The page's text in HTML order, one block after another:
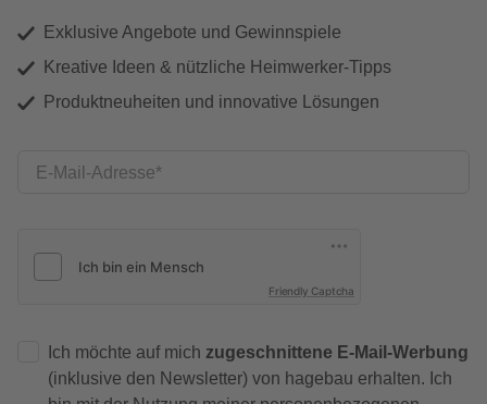
Exklusive Angebote und Gewinnspiele
Kreative Ideen & nützliche Heimwerker-Tipps
Produktneuheiten und innovative Lösungen
E-Mail-Adresse
Friendly Captcha
Ich möchte auf mich zugeschnittene E-Mail-Werbung
(inklusive den Newsletter) von hagebau erhalten. Ich